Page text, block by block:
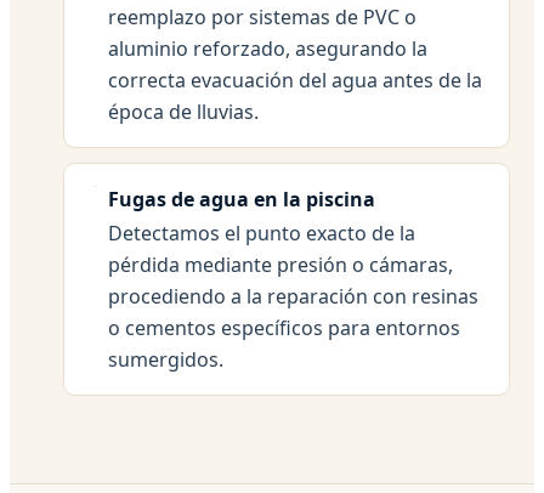
reemplazo por sistemas de PVC o
aluminio reforzado, asegurando la
correcta evacuación del agua antes de la
época de lluvias.
Fugas de agua en la piscina
Detectamos el punto exacto de la
pérdida mediante presión o cámaras,
procediendo a la reparación con resinas
o cementos específicos para entornos
sumergidos.